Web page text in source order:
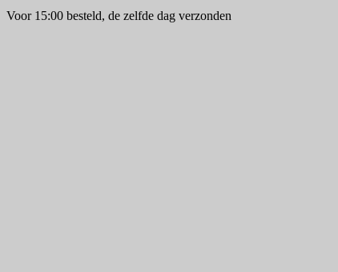
Voor 15:00 besteld, de zelfde dag verzonden